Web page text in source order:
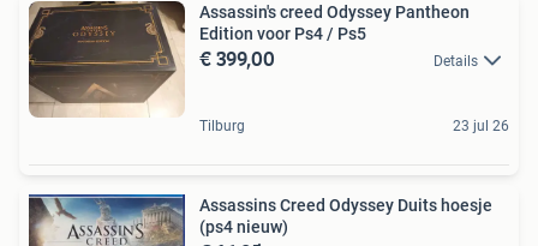
Assassin's creed Odyssey Pantheon
Edition voor Ps4 / Ps5
€ 399,00 Details
Tilburg 23 jul 26
Assassins Creed Odyssey Duits hoesje
(ps4 nieuw)